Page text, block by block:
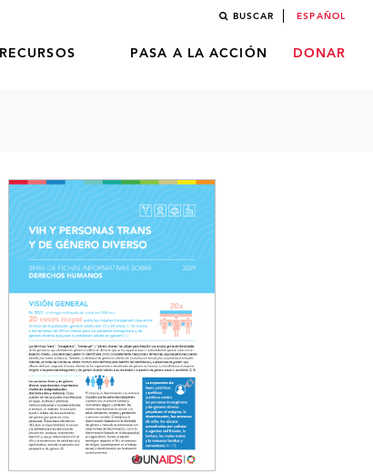
BUSCAR ESPAÑOL
RECURSOS PASA A LA ACCIÓN DONAR